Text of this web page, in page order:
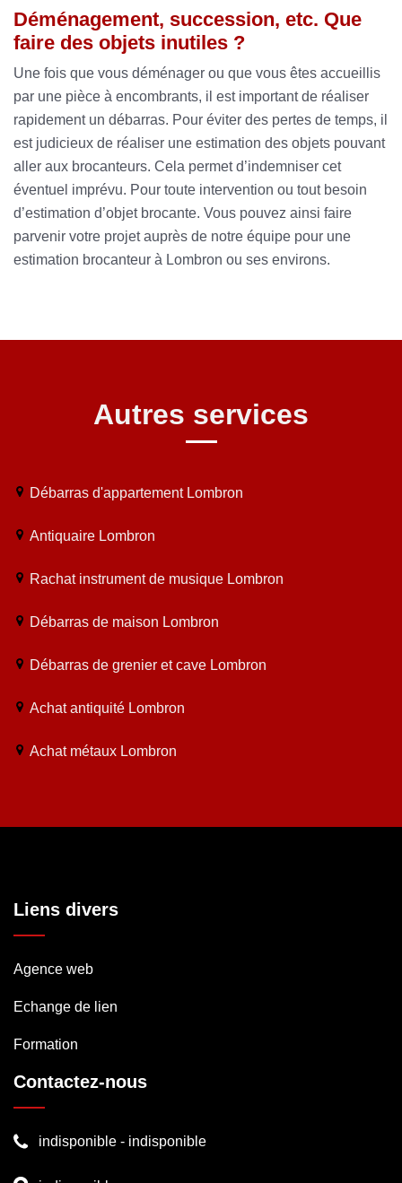
Déménagement, succession, etc. Que
faire des objets inutiles ?
Une fois que vous déménager ou que vous êtes accueillis
par une pièce à encombrants, il est important de réaliser
rapidement un débarras. Pour éviter des pertes de temps, il
est judicieux de réaliser une estimation des objets pouvant
aller aux brocanteurs. Cela permet d’indemniser cet
éventuel imprévu. Pour toute intervention ou tout besoin
d’estimation d’objet brocante. Vous pouvez ainsi faire
parvenir votre projet auprès de notre équipe pour une
estimation brocanteur à Lombron ou ses environs.
Autres services
Débarras d'appartement Lombron
Antiquaire Lombron
Rachat instrument de musique Lombron
Débarras de maison Lombron
Débarras de grenier et cave Lombron
Achat antiquité Lombron
Achat métaux Lombron
Liens divers
Agence web
Echange de lien
Formation
Contactez-nous
indisponible - indisponible